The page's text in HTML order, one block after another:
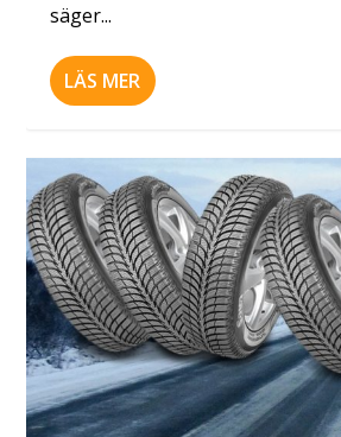
säger...
LÄS MER